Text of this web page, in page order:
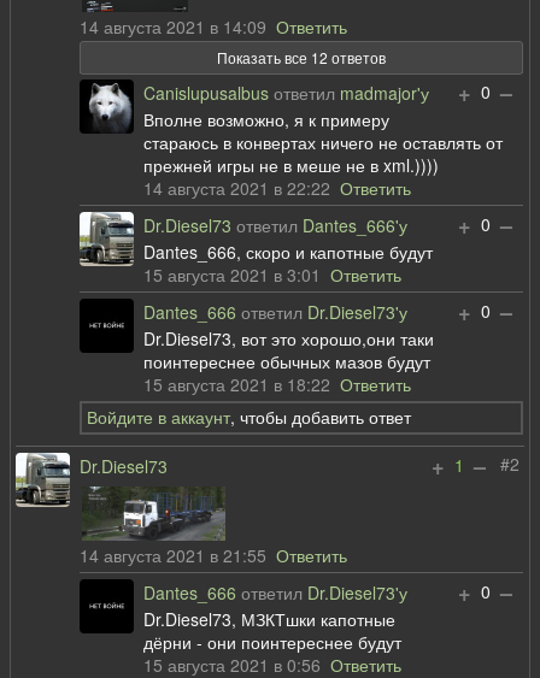
14 августа 2021 в 14:09Ответить
Показать все 12 ответов
+ 0 –
Canislupusalbus ответил madmajor'у
Вполне возможно, я к примеру
стараюсь в конвертах ничего не оставлять от
прежней игры не в меше не в xml.))))
14 августа 2021 в 22:22Ответить
+ 0 –
Dr.Diesel73 ответил Dantes_666'у
Dantes_666, скоро и капотные будут
15 августа 2021 в 3:01Ответить
+ 0 –
Dantes_666 ответил Dr.Diesel73'у
Dr.Diesel73, вот это хорошо,они таки
поинтереснее обычных мазов будут
15 августа 2021 в 18:22Ответить
Войдите в аккаунт, чтобы добавить ответ
#2
+ 1 –
Dr.Diesel73
14 августа 2021 в 21:55Ответить
+ 0 –
Dantes_666 ответил Dr.Diesel73'у
Dr.Diesel73, МЗКТшки капотные
дёрни - они поинтереснее будут
15 августа 2021 в 0:56Ответить